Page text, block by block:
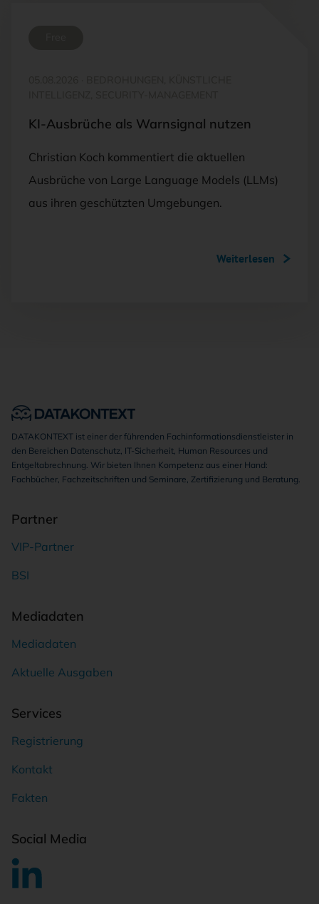
KI-Ausbrüche als Warnsignal nutzen
Christian Koch kommentiert die aktuellen
Ausbrüche von Large Language Models (LLMs)
aus ihren geschützten Umgebungen.
Weiterlesen
DATAKONTEXT ist einer der führenden Fachinformationsdienstleister in
den Bereichen Datenschutz, IT-Sicherheit, Human Resources und
Entgeltabrechnung. Wir bieten Ihnen Kompetenz aus einer Hand:
Fachbücher, Fachzeitschriften und Seminare, Zertifizierung und Beratung.
Partner
VIP-Partner
BSI
Mediadaten
Mediadaten
Aktuelle Ausgaben
Services
Registrierung
Kontakt
Fakten
Social Media